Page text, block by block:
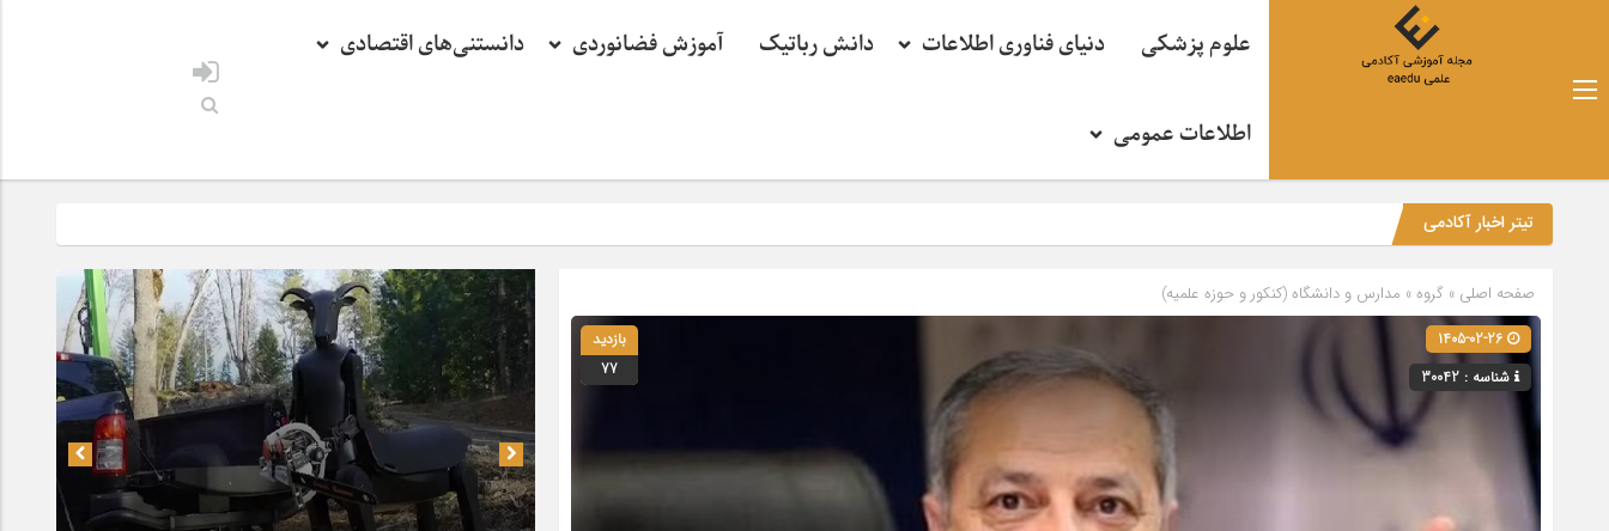
علوم پزشکی دنیای فناوری اطلاعات دانش رباتیک آموزش فضانوردی دانستنی‌های اقتصادی
اطلاعات عمومی
تیتر اخبار آکادمی
صفحه اصلی » گروه » مدارس و دانشگاه (کنکور و حوزه علمیه)
شناسه : 30042
بازدید
77